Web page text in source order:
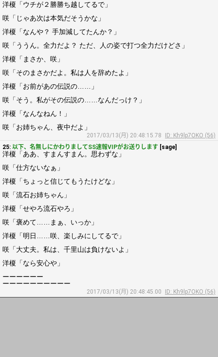
洋榎「ウチが２勝勝ち越してるで」
咲「じゃあ次は本気だそうかな」
洋榎「なんや？ 手加減してたんか？」
咲「ううん。全力だよ？ ただ、人の姿で打つ全力だけどさ」
洋榎「まさか、咲」
咲「そのまさかだよ。私は人を辞めたよ」
洋榎「お前があの伝説の……」
咲「そう。私がその伝説の……なんだっけ？」
洋榎「なんなねん！」
咲「お姉ちゃん、夜中だよ」
2017/03/13(月) 20:48:15.78
ID: Kh9lp7OKO (56)
25: 以下、名無しにかわりましてSS速報VIPがお送りします [sage]
洋榎「ああ、すまんすまん。思わずな」
咲「仕方ないなぁ」
洋榎「ちょっと信じてもうたけどな」
咲「流石お姉ちゃん」
洋榎「せやろ流石やろ」
咲「褒めて……まぁ、いっか」
洋榎「明日……咲、楽しみにしてるで」
咲「大丈夫。私は、千里山は負けないよ」
洋榎「なら安心や」
ーーーーーー
ーーーーーーーーーー
2017/03/13(月) 20:48:45.00 ID: Kh9lp7OKO (56)